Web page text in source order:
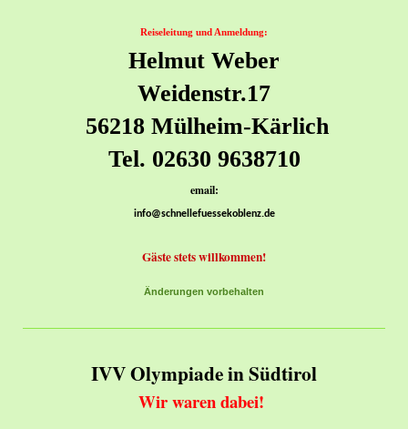
Reiseleitung und Anmeldung:
Helmut Weber
Weidenstr.17
56218 Mülheim-Kärlich
Tel. 02630 9638710
email:
info@schnellefuessekoblenz.de
Gäste stets willkommen!
Änderungen vorbehalten
IVV Olympiade in Südtirol
Wir waren dabei!